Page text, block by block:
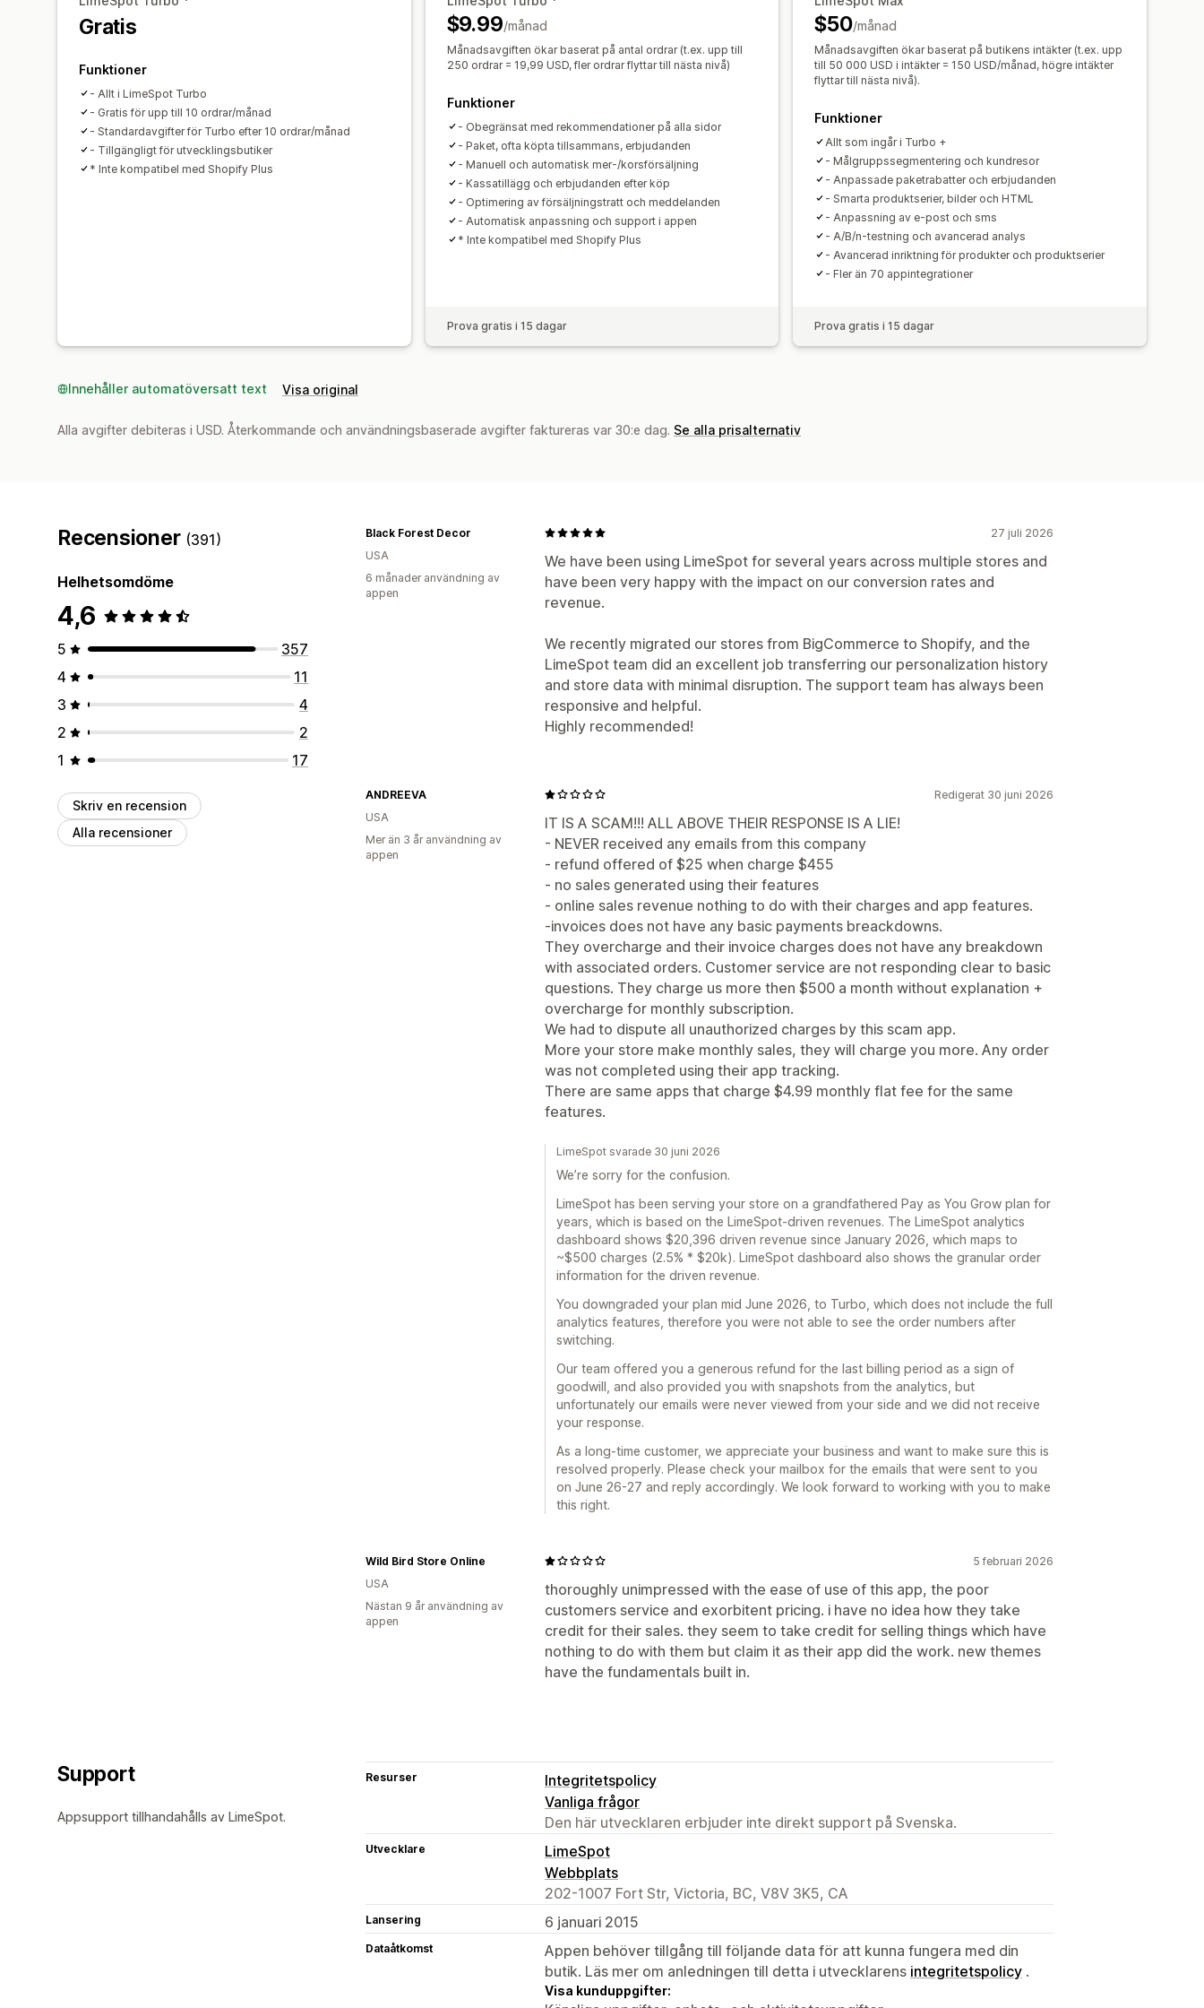
Prenumerationsuppgradering
Analysverktyg
Konverteringsgrad
Förslag för optimisering
Trattens prestanda
Gratis
Funktioner
- Allt i LimeSpot Turbo
- Gratis för upp till 10 ordrar/månad
- Standardavgifter för Turbo efter 10 ordrar/månad
- Tillgängligt för utvecklingsbutiker
* Inte kompatibel med Shopify Plus
$9.99/månad
Månadsavgiften ökar baserat på antal ordrar (t.ex. upp till
250 ordrar = 19,99 USD, fler ordrar flyttar till nästa nivå)
Funktioner
- Obegränsat med rekommendationer på alla sidor
- Paket, ofta köpta tillsammans, erbjudanden
- Manuell och automatisk mer-/korsförsäljning
- Kassatillägg och erbjudanden efter köp
- Optimering av försäljningstratt och meddelanden
- Automatisk anpassning och support i appen
* Inte kompatibel med Shopify Plus
Prova gratis i 15 dagar
$50/månad
Månadsavgiften ökar baserat på butikens intäkter (t.ex. upp
till 50 000 USD i intäkter = 150 USD/månad, högre intäkter
flyttar till nästa nivå).
Funktioner
Allt som ingår i Turbo +
- Målgruppssegmentering och kundresor
- Anpassade paketrabatter och erbjudanden
- Smarta produktserier, bilder och HTML
- Anpassning av e-post och sms
- A/B/n-testning och avancerad analys
- Avancerad inriktning för produkter och produktserier
- Fler än 70 appintegrationer
Prova gratis i 15 dagar
Innehåller automatöversatt text Visa original
Alla avgifter debiteras i USD. Återkommande och användningsbaserade avgifter faktureras var 30:e dag. Se alla prisalternativ
Recensioner (391)
Helhetsomdöme
4,6
5
357
4
11
3
4
2
2
1
17
Skriv en recension
Alla recensioner
27 juli 2026
We have been using LimeSpot for several years across multiple stores and
have been very happy with the impact on our conversion rates and
revenue.
We recently migrated our stores from BigCommerce to Shopify, and the
LimeSpot team did an excellent job transferring our personalization history
and store data with minimal disruption. The support team has always been
responsive and helpful.
Highly recommended!
Black Forest Decor
USA
6 månader användning av
appen
Redigerat 30 juni 2026
IT IS A SCAM!!! ALL ABOVE THEIR RESPONSE IS A LIE!
- NEVER received any emails from this company
- refund offered of $25 when charge $455
- no sales generated using their features
- online sales revenue nothing to do with their charges and app features.
-invoices does not have any basic payments breackdowns.
They overcharge and their invoice charges does not have any breakdown
with associated orders. Customer service are not responding clear to basic
questions. They charge us more then $500 a month without explanation +
overcharge for monthly subscription.
We had to dispute all unauthorized charges by this scam app.
More your store make monthly sales, they will charge you more. Any order
was not completed using their app tracking.
There are same apps that charge $4.99 monthly flat fee for the same
features.
ANDREEVA
USA
Mer än 3 år användning av
appen
LimeSpot svarade 30 juni 2026
We’re sorry for the confusion.
LimeSpot has been serving your store on a grandfathered Pay as You Grow plan for
years, which is based on the LimeSpot-driven revenues. The LimeSpot analytics
dashboard shows $20,396 driven revenue since January 2026, which maps to
~$500 charges (2.5% * $20k). LimeSpot dashboard also shows the granular order
information for the driven revenue.
You downgraded your plan mid June 2026, to Turbo, which does not include the full
analytics features, therefore you were not able to see the order numbers after
switching.
Our team offered you a generous refund for the last billing period as a sign of
goodwill, and also provided you with snapshots from the analytics, but
unfortunately our emails were never viewed from your side and we did not receive
your response.
As a long-time customer, we appreciate your business and want to make sure this is
resolved properly. Please check your mailbox for the emails that were sent to you
on June 26-27 and reply accordingly. We look forward to working with you to make
this right.
5 februari 2026
thoroughly unimpressed with the ease of use of this app, the poor
customers service and exorbitent pricing. i have no idea how they take
credit for their sales. they seem to take credit for selling things which have
nothing to do with them but claim it as their app did the work. new themes
have the fundamentals built in.
Wild Bird Store Online
USA
Nästan 9 år användning av
appen
Support
Appsupport tillhandahålls av LimeSpot.
Resurser
Integritetspolicy
Vanliga frågor
Den här utvecklaren erbjuder inte direkt support på Svenska.
Utvecklare
LimeSpot
Webbplats
202-1007 Fort Str, Victoria, BC, V8V 3K5, CA
Lansering 6 januari 2015
Dataåtkomst
Appen behöver tillgång till följande data för att kunna fungera med din
butik. Läs mer om anledningen till detta i utvecklarens integritetspolicy .
Visa kunduppgifter: